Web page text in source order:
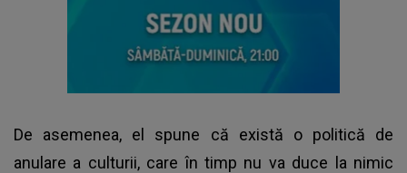
De asemenea, el spune că există o politică de
anulare a culturii, care în timp nu va duce la nimic